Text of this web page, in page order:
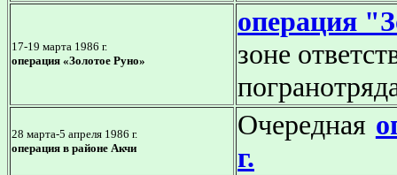
17-19 марта 1986 г.
операция «Золотое Руно»
операция
зоне
28 марта-5 апреля 1986 г.
операция в районе Акчи
Очередная
г.